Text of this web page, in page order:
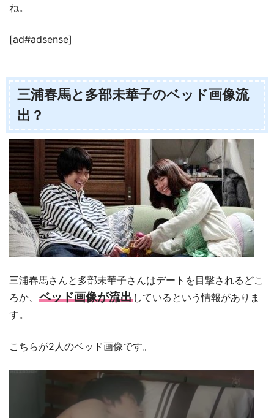
ね。
[ad#adsense]
三浦春馬と多部未華子のベッド画像流
出？
三浦春馬さんと多部未華子さんはデートを目撃されるどこ
ろか、 ベッド画像が流出 しているという情報がありま
す。
こちらが2人のベッド画像です。